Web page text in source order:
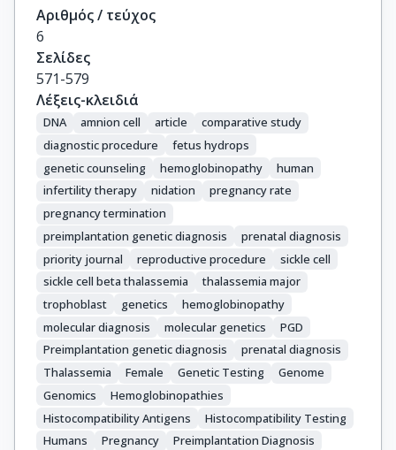
Αριθμός / τεύχος
6
Σελίδες
571-579
Λέξεις-κλειδιά
DNA amnion cell article
comparative study
diagnostic procedure
fetus hydrops
genetic counseling
hemoglobinopathy
human
infertility therapy
nidation
pregnancy rate
pregnancy termination
preimplantation genetic diagnosis
prenatal diagnosis
priority journal
reproductive procedure
sickle cell
sickle cell beta thalassemia
thalassemia major
trophoblast
genetics
hemoglobinopathy
molecular diagnosis
molecular genetics
PGD
Preimplantation genetic diagnosis
prenatal diagnosis
Thalassemia
Female Genetic Testing
Genome
Genomics
Hemoglobinopathies
Histocompatibility Antigens
Histocompatibility Testing
Humans
Pregnancy
Preimplantation Diagnosis